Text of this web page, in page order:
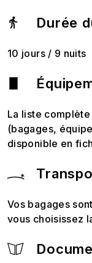
Durée
10 jours / 9 nuits
La liste
(bagages,
disponible en
Vos bagages
vous choisissez